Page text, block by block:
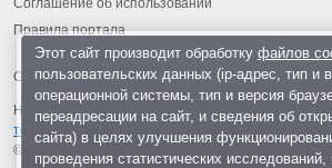
Соглашение об использовании
Правила портала
На информационном ресурсе применяются
технологии
© 2013-2026 «ОИНФО»,
сделано в Одинцово
Этот сайт производит обработку файлов
пользовательских данных (ip-адрес, тип и
операционной системы, тип и версия
переадресации на сайт, и сведения об
сайта) в целях улучшения
проведения статистических